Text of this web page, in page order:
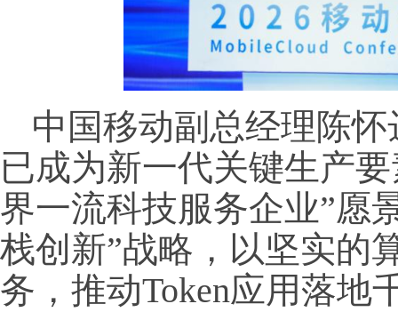
中国移动副总经理陈
已成为新一代关键生产
界一流科技服务企业”愿
栈创新”战略，以坚实的
务，推动Token应用落地